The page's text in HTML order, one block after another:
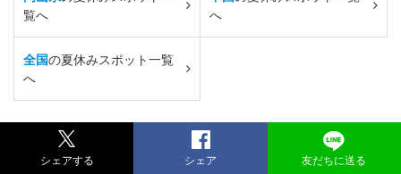
覧へ
へ
全国の夏休みスポット一覧
へ
シェアする シェア 友だちに送る